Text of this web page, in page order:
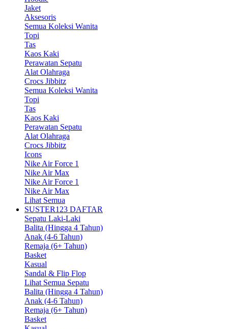
Jaket
Aksesoris
Semua Koleksi Wanita
Topi
Tas
Kaos Kaki
Perawatan Sepatu
Alat Olahraga
Crocs Jibbitz
Semua Koleksi Wanita
Topi
Tas
Kaos Kaki
Perawatan Sepatu
Alat Olahraga
Crocs Jibbitz
Icons
Nike Air Force 1
Nike Air Max
Nike Air Force 1
Nike Air Max
Lihat Semua
SUSTER123 DAFTAR
Sepatu Laki-Laki
Balita (Hingga 4 Tahun)
Anak (4-6 Tahun)
Remaja (6+ Tahun)
Basket
Kasual
Sandal & Flip Flop
Lihat Semua Sepatu
Balita (Hingga 4 Tahun)
Anak (4-6 Tahun)
Remaja (6+ Tahun)
Basket